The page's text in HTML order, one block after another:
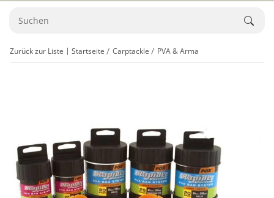
Zurück zur Liste Startseite Carptackle PVA & Arma